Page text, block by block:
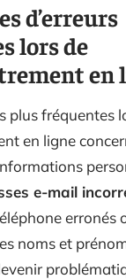
d’erreurs
lors de
en
plus fréquentes
en ligne
e-mail
erronés
noms et